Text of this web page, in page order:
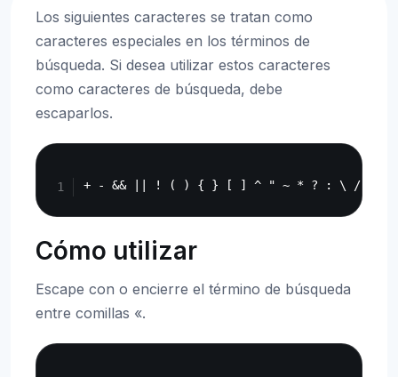
Los siguientes caracteres se tratan como
caracteres especiales en los términos de
búsqueda. Si desea utilizar estos caracteres
como caracteres de búsqueda, debe
escaparlos.
Cómo utilizar
Escape con o encierre el término de búsqueda
entre comillas «.